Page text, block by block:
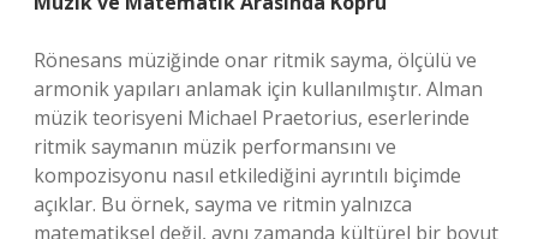
Rönesans müziğinde onar ritmik sayma, ölçülü ve
armonik yapıları anlamak için kullanılmıştır. Alman
müzik teorisyeni Michael Praetorius, eserlerinde
ritmik saymanın müzik performansını ve
kompozisyonu nasıl etkilediğini ayrıntılı biçimde
açıklar. Bu örnek, sayma ve ritmin yalnızca
matematiksel değil, aynı zamanda kültürel bir boyut